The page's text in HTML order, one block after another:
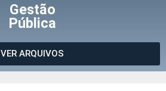
Gestão
Pública
VER ARQUIVOS